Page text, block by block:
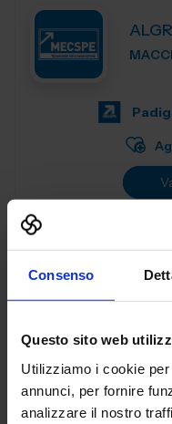
Consenso
Questo sito web
Utilizziamo i cookie
annunci, per fornire
analizzare il nostro